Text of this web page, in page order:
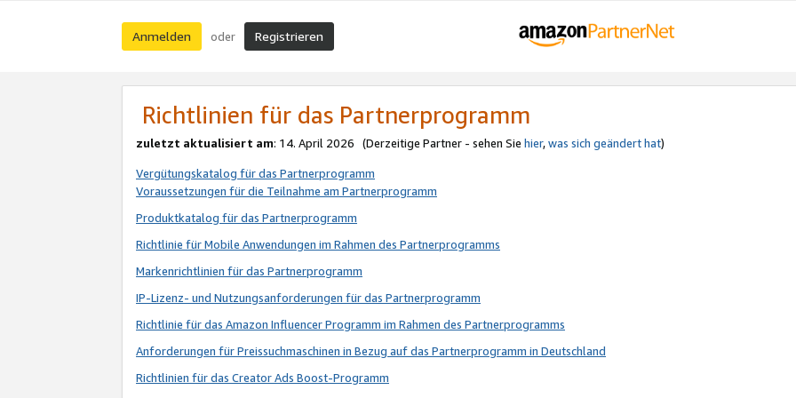
Anmelden oder Registrieren
Richtlinien für das Partnerprogramm
zuletzt aktualisiert am: 14. April 2026 (Derzeitige Partner - sehen Sie hier,was sich geändert hat)
Vergütungskatalog für das Partnerprogramm
Voraussetzungen für die Teilnahme am Partnerprogramm
Produktkatalog für das Partnerprogramm
Richtlinie für Mobile Anwendungen im Rahmen des Partnerprogramms
Markenrichtlinien für das Partnerprogramm
IP-Lizenz- und Nutzungsanforderungen für das Partnerprogramm
Richtlinie für das Amazon Influencer Programm im Rahmen des Partnerprogramms
Anforderungen für Preissuchmaschinen in Bezug auf das Partnerprogramm in Deutschland
Richtlinien für das Creator Ads Boost-Programm